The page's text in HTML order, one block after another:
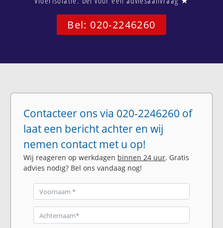
Bel: 020-2246260
Contacteer ons via 020-2246260 of
laat een bericht achter en wij
nemen contact met u op!
Wij reageren op werkdagen binnen 24 uur. Gratis
advies nodig? Bel ons vandaag nog!